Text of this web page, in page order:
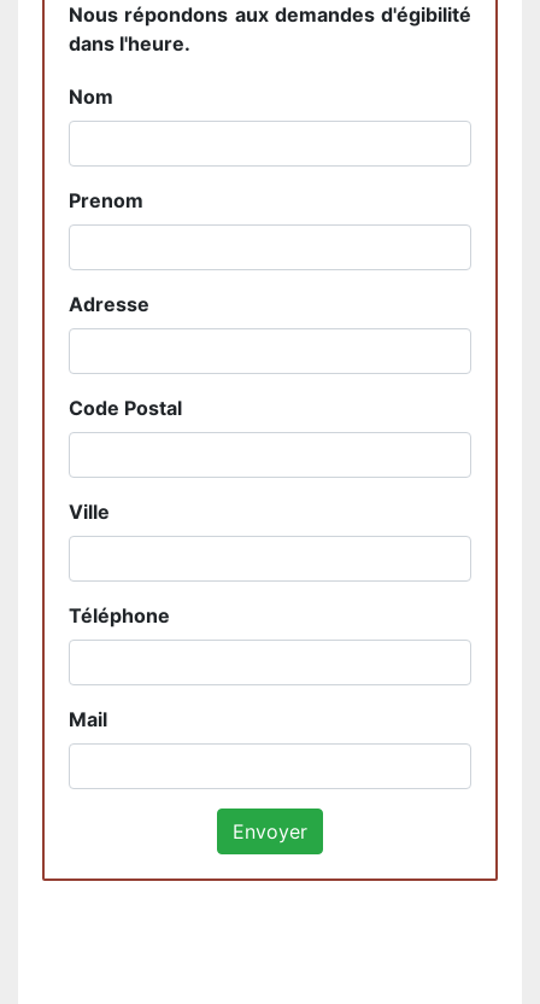
Nous répondons aux demandes d'égibilité
dans l'heure.
Nom
Prenom
Adresse
Code Postal
Ville
Téléphone
Mail